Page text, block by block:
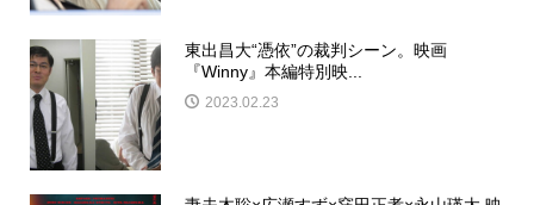
東出昌大“憑依”の裁判シーン。映画
『Winny』本編特別映...
2023.02.23